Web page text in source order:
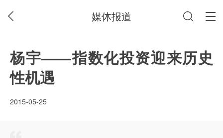
媒体报道
杨宇——指数化投资迎来历史
性机遇
2015-05-25